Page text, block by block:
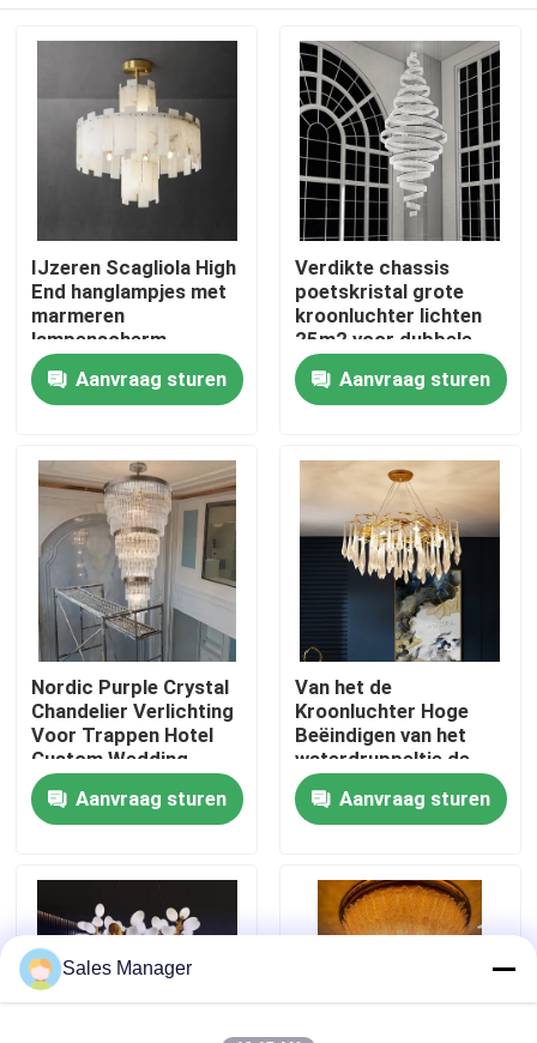
Thuis
Over ons
Fabriekstocht
Kwaliteitscontrole
Neem contact met ons op
Vraag een offerte
De Lichten van de tegenhangerkroonluchter
Op maat gemaakte kandelaars
IJzeren Scagliola High
End hanglampjes met
marmeren
lampenscherm
Aanvraag sturen
Verdikte chassis
poetskristal grote
kroonluchter lichten
25m2 voor dubbele
draaiknop
Aanvraag sturen
Nordic Purple Crystal
Chandelier Verlichting
Voor Trappen Hotel
Custom Wedding
Grote Lobby
Aanvraag sturen
Van het de
Kroonluchter Hoge
Beëindigen van het
waterdruppeltje de
Tegenhangerlichten
AC220V 5m2 -35m2
Aanvraag sturen
Sales Manager